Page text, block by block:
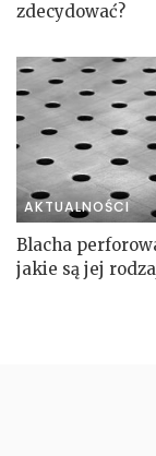
zdecydować?
AKTUALNOŚCI
Blacha
jakie są jej